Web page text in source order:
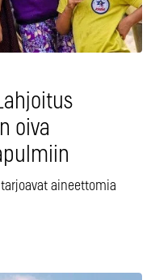
oiva
aineettomia